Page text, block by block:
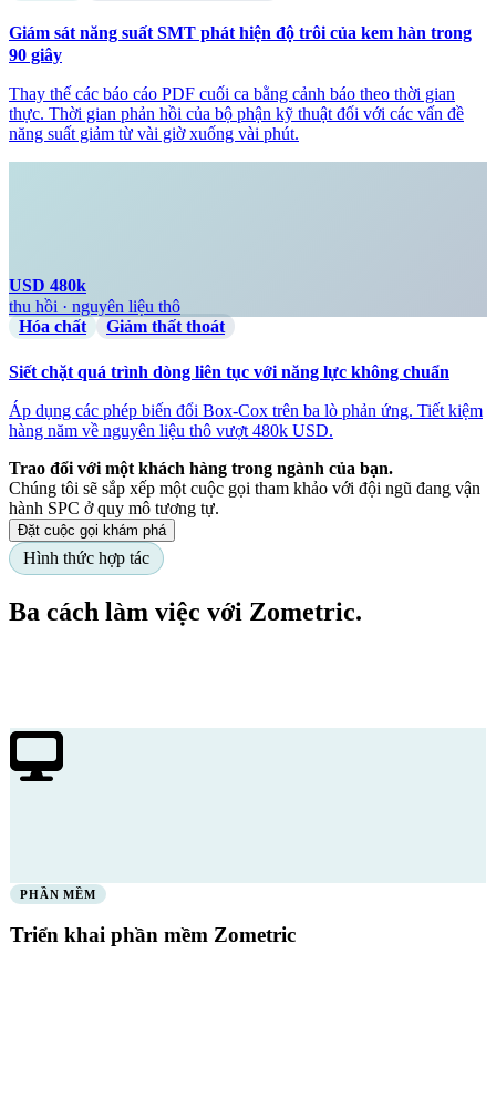
Giám sát năng suất SMT phát hiện độ trôi của kem hàn trong
90 giây
Thay thế các báo cáo PDF cuối ca bằng cảnh báo theo thời gian
thực. Thời gian phản hồi của bộ phận kỹ thuật đối với các vấn đề
năng suất giảm từ vài giờ xuống vài phút.
USD 480k
thu hồi · nguyên liệu thô
Hóa chất
Giảm thất thoát
Siết chặt quá trình dòng liên tục với năng lực không chuẩn
Áp dụng các phép biến đổi Box-Cox trên ba lò phản ứng. Tiết kiệm
hàng năm về nguyên liệu thô vượt 480k USD.
Trao đổi với một khách hàng trong ngành của bạn.
Chúng tôi sẽ sắp xếp một cuộc gọi tham khảo với đội ngũ đang vận
hành SPC ở quy mô tương tự.
Đặt cuộc gọi khám phá
Hình thức hợp tác
Ba cách làm việc với Zometric.
PHẦN MỀM
Triển khai phần mềm Zometric